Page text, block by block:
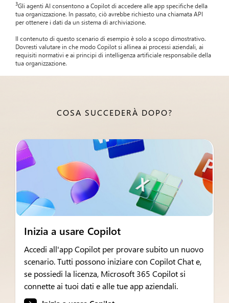
3Gli agenti AI consentono a Copilot di accedere alle app specifiche della
tua organizzazione. In passato, ciò avrebbe richiesto una chiamata API
per ottenere i dati da un sistema di archiviazione.
Il contenuto di questo scenario di esempio è solo a scopo dimostrativo.
Dovresti valutare in che modo Copilot si allinea ai processi aziendali, ai
requisiti normativi e ai principi di intelligenza artificiale responsabile della
tua organizzazione.
COSA SUCCEDERÀ DOPO?
Inizia a usare Copilot
Accedi all'app Copilot per provare subito un nuovo
scenario. Tutti possono iniziare con Copilot Chat e,
se possiedi la licenza, Microsoft 365 Copilot si
connette ai tuoi dati e alle tue app aziendali.